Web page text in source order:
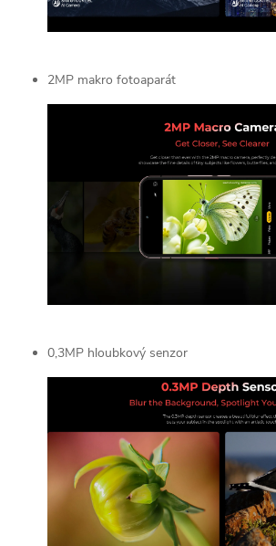
2MP makro fotoaparát
0,3MP hloubkový senzor